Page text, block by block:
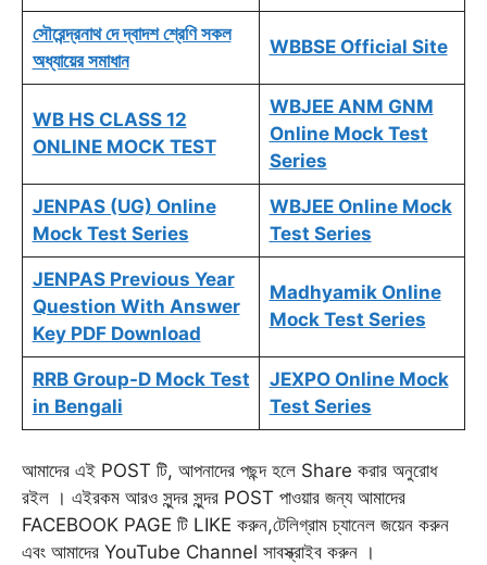
সৌরেন্দ্রনাথ দে দ্বাদশ শ্রেণি সকল
অধ্যায়ের সমাধান
WBBSE Official Site
WB HS CLASS 12
ONLINE MOCK TEST
WBJEE ANM GNM
Online Mock Test
Series
JENPAS (UG) Online
Mock Test Series
WBJEE Online Mock
Test Series
JENPAS Previous Year
Question With Answer
Key PDF Download
Madhyamik Online
Mock Test Series
RRB Group-D Mock Test
in Bengali
JEXPO Online Mock
Test Series
আমাদের এই POST টি, আপনাদের পছন্দ হলে Share করার অনুরোধ
রইল । এইরকম আরও সুন্দর সুন্দর POST পাওয়ার জন্য আমাদের
FACEBOOK PAGE টি LIKE করুন,টেলিগ্রাম চ্যানেল জয়েন করুন
এবং আমাদের YouTube Channel সাবস্ক্রাইব করুন ।